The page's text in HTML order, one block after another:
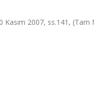
Kasım 2007, ss.141,